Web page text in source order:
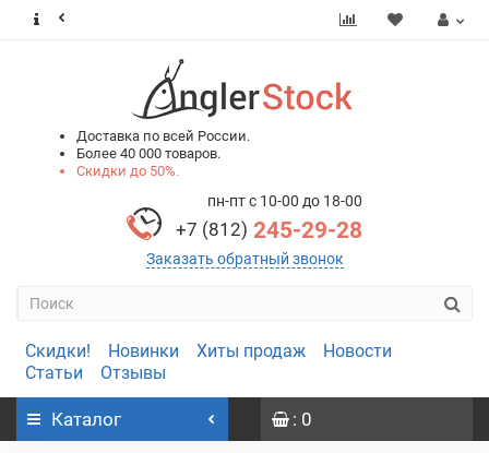
Доставка по всей России.
Более 40 000 товаров.
Скидки до 50%.
пн-пт с 10-00 до 18-00
+7 (812) 245-29-28
Заказать обратный звонок
Скидки! Новинки Хиты продаж
Новости
Статьи
Отзывы
Каталог : 0